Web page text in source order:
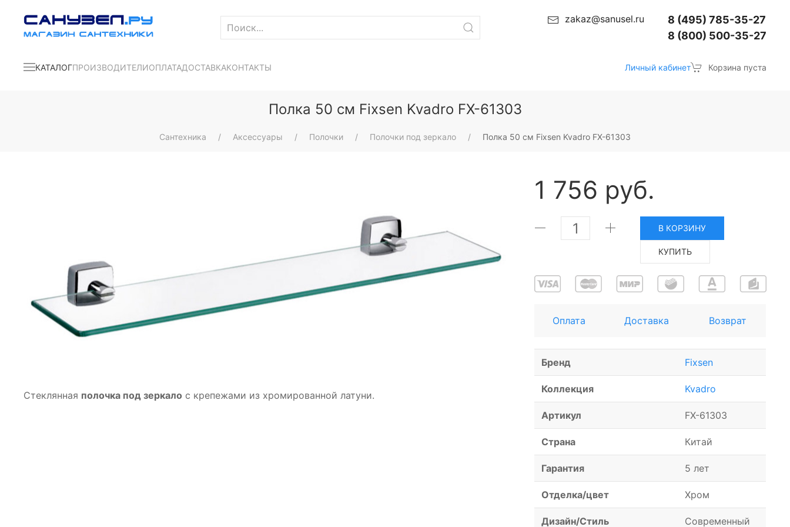
zakaz@sanusel.ru
8 (495) 785-35-27
8 (800) 500-35-27
КАТАЛОГПРОИЗВОДИТЕЛИОПЛАТАДОСТАВКАКОНТАКТЫ Личный кабинет Корзина пуста
Полка 50 см Fixsen Kvadro FX-61303
Сантехника Аксессуары Полочки Полочки под зеркало Полка 50 см Fixsen Kvadro FX-61303
Стеклянная полочка под зеркало с крепежами из хромированной латуни.
1 756 руб.
В КОРЗИНУ
КУПИТЬ
Оплата Доставка Возврат
Бренд Fixsen
Коллекция Kvadro
Артикул FX-61303
Страна Китай
Гарантия 5 лет
Отделка/цвет Хром
Дизайн/Стиль Современный